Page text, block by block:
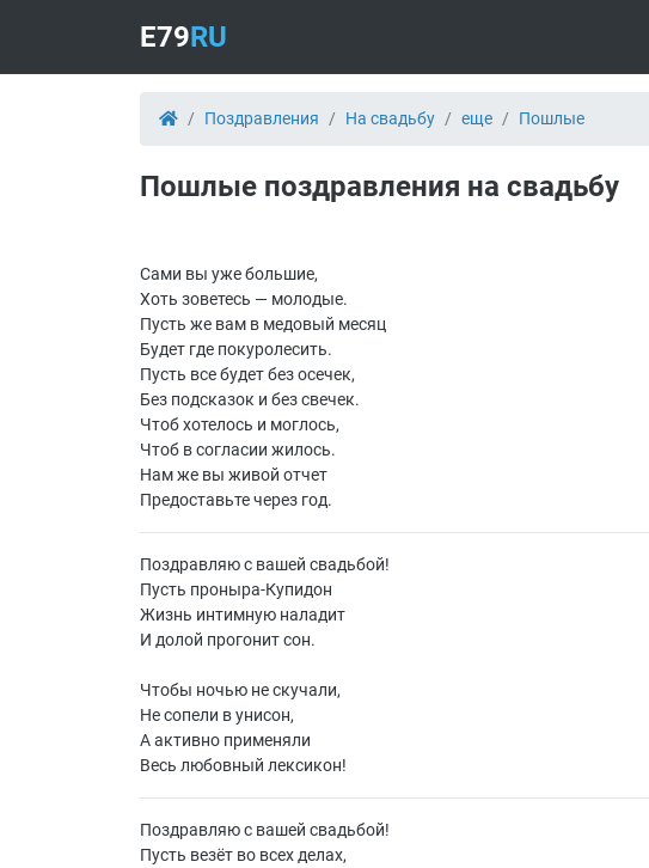
E79RU
Поздравления На свадьбу еще Пошлые
Пошлые поздравления на свадьбу
Сами вы уже большие,
Хоть зоветесь — молодые.
Пусть же вам в медовый месяц
Будет где покуролесить.
Пусть все будет без осечек,
Без подсказок и без свечек.
Чтоб хотелось и моглось,
Чтоб в согласии жилось.
Нам же вы живой отчет
Предоставьте через год.
Поздравляю с вашей свадьбой!
Пусть проныра-Купидон
Жизнь интимную наладит
И долой прогонит сон.
Чтобы ночью не скучали,
Не сопели в унисон,
А активно применяли
Весь любовный лексикон!
Поздравляю с вашей свадьбой!
Пусть везёт во всех делах,